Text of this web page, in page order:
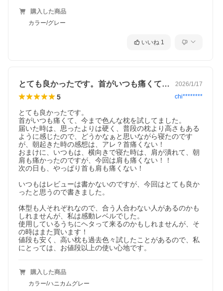
購入した商品
カラー/グレー
いいね 1
とても良かったです。首がいつも痛くて、… 2026/1/17
5 chi********
とても良かったです。
首がいつも痛くて、今まで色んな枕を試してました。
届いた時は、思ったよりは硬く、普段の枕より高さもある
ように感じたので、どうかなぁと思いながら寝たのです
が、朝起きた時の感想は、アレ？首痛くない！
おまけに、いつもは、横向きで寝た時は、肩が潰れて、朝
肩も痛かったのですが、今回は肩も痛くない！！
次の日も、やっぱり首も肩も痛くない！
いつもはレビューは書かないのですが、今回はとても良か
ったと思うので書きました。
体型も人それぞれなので、合う人合わない人があるのかも
しれませんが、私は感動レベルでした。
使用しているうちにヘタって来るのかもしれませんが、そ
の時はまた買います！
値段も安く、高い枕も過去色々試したことがあるので、私
にとっては、お値段以上の使い心地です。
購入した商品
カラー/ハニカムグレー